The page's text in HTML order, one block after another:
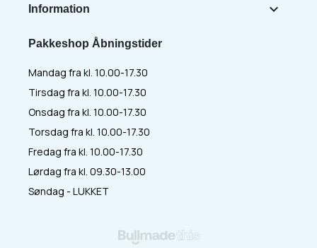
Pakkeshop Åbningstider
Mandag fra kl. 10.00-17.30
Tirsdag fra kl. 10.00-17.30
Onsdag fra kl. 10.00-17.30
Torsdag fra kl. 10.00-17.30
Fredag fra kl. 10.00-17.30
Lørdag fra kl. 09.30-13.00
Søndag - LUKKET
Information 